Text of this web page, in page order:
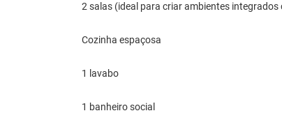
2 salas (ideal para criar ambientes
Cozinha espaçosa
1 lavabo
1 banheiro social